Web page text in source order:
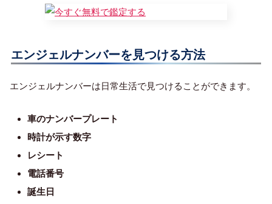
エンジェルナンバーを見つける方法
エンジェルナンバーは日常生活で見つけることができます。
車のナンバープレート
時計が示す数字
レシート
電話番号
誕生日